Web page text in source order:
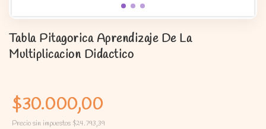
Tabla Pitagorica Aprendizaje De La
Multiplicacion Didactico
$30.000,00
Precio sin impuestos $24.793,39